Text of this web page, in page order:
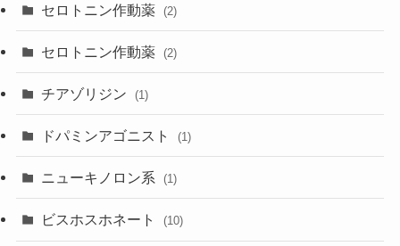
セロトニン作動薬 (2)
セロトニン作動薬 (2)
チアゾリジン (1)
ドパミンアゴニスト (1)
ニューキノロン系 (1)
ビスホスホネート (10)